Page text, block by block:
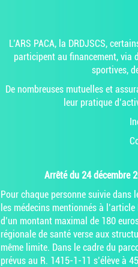
L’ARS PACA, la DRDJSCS,
participent au financement, via
sportives,
De nombreuses mutuelles et
leur pratique
Arrêté du 24 décembre
Pour chaque personne suivie dans
les médecins mentionnés à
d’un montant maximal de 180
régionale de santé verse aux
même limite. Dans le cadre du
prévus au R. 1415-1-11 s’élève à